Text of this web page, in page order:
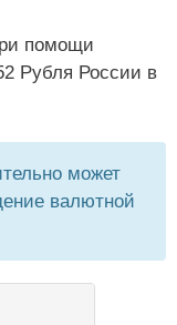
помощи
Рубля России в
может
валютной